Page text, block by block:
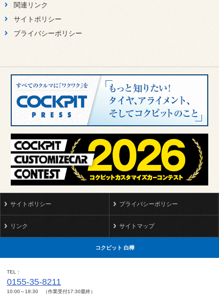
関連リンク
サイトポリシー
プライバシーポリシー
サイトポリシー プライバシーポリシー
リンク サイトマップ
コクピット 白樺
TEL
0155-35-8211
10:00～18:30 （作業受付17:30最終）